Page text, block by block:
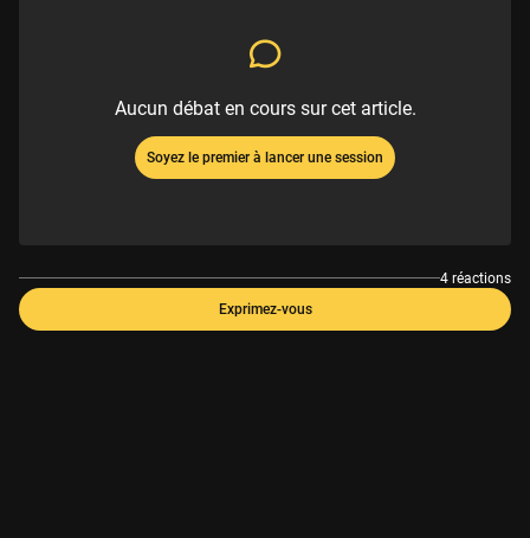
Aucun débat en cours sur cet article.
Soyez le premier à lancer une session
4 réactions
Exprimez-vous